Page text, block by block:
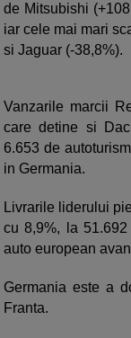
de Mitsubishi
iar cele mai mari
si Jaguar (-38,8%).
Vanzarile marcii
care detine si
6.653 de
in Germania.
Livrarile liderului
cu 8,9%, la
auto european
Germania este a
Franta.